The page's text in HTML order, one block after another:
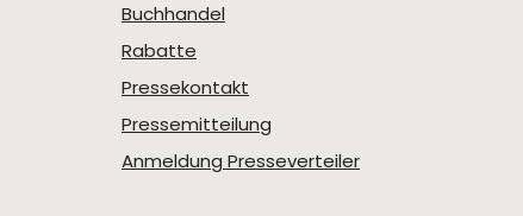
Buchhandel
Rabatte
Pressekontakt
Pressemitteilung
Anmeldung Presseverteiler